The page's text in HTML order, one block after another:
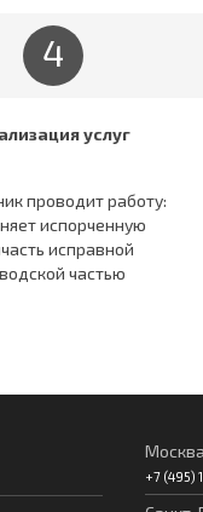
4
услуг
проводит работу:
испорченную
исправной
частью
Москва
+7 (495)